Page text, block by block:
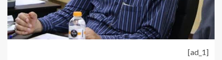
[ad_1]